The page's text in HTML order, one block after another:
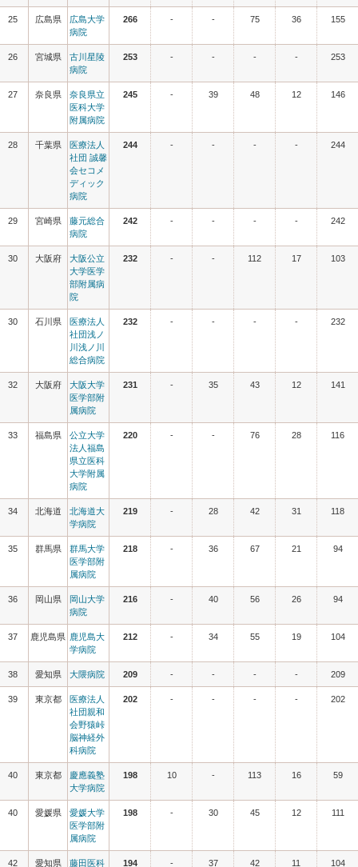
25 広島県
広島大学
病院
266 - - 75 36 155
26 宮城県
古川星陵
病院
253 - - - - 253
27 奈良県
奈良県立
医科大学
附属病院
245 - 39 48 12 146
28 千葉県
医療法人
社団 誠馨
会セコメ
ディック
病院
244 - - - - 244
29 宮崎県
藤元総合
病院
242 - - - - 242
30 大阪府
大阪公立
大学医学
部附属病
院
232 - - 112 17 103
30 石川県
医療法人
社団浅ノ
川浅ノ川
総合病院
232 - - - - 232
32 大阪府
大阪大学
医学部附
属病院
231 - 35 43 12 141
33 福島県
公立大学
法人福島
県立医科
大学附属
病院
220 - - 76 28 116
34 北海道
北海道大
学病院
219 - 28 42 31 118
35 群馬県
群馬大学
医学部附
属病院
218 - 36 67 21 94
36 岡山県
岡山大学
病院
216 - 40 56 26 94
37 鹿児島県 鹿児島大
学病院
212 - 34 55 19 104
38 愛知県 大隈病院 209 - - - - 209
39 東京都
医療法人
社団親和
会野猿峠
脳神経外
科病院
202 - - - - 202
40 東京都
慶應義塾
大学病院
198 10 - 113 16 59
40 愛媛県
愛媛大学
医学部附
属病院
198 - 30 45 12 111
42 愛知県 藤田医科 194 - 37 42 11 104